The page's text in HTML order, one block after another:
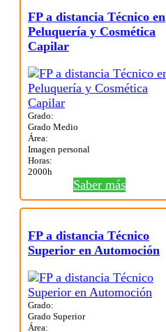
FP a distancia Técnico en
Peluquería y Cosmética
Capilar
Grado:
Grado Medio
Área:
Imagen personal
Horas:
2000h
Saber más
FP a distancia Técnico
Superior en Automoción
Grado:
Grado Superior
Área: